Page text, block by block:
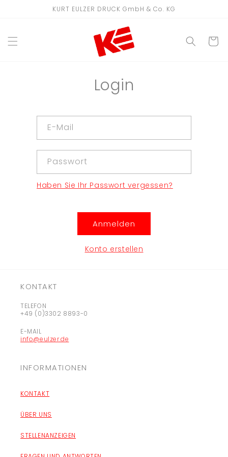
KURT EULZER DRUCK GmbH & Co. KG
Login
E-Mail
Passwort
Haben Sie Ihr Passwort vergessen?
Anmelden
Konto erstellen
KONTAKT
TELEFON
+49 (0)3302 8893-0
E-MAIL
info@eulzer.de
INFORMATIONEN
KONTAKT
ÜBER UNS
STELLENANZEIGEN